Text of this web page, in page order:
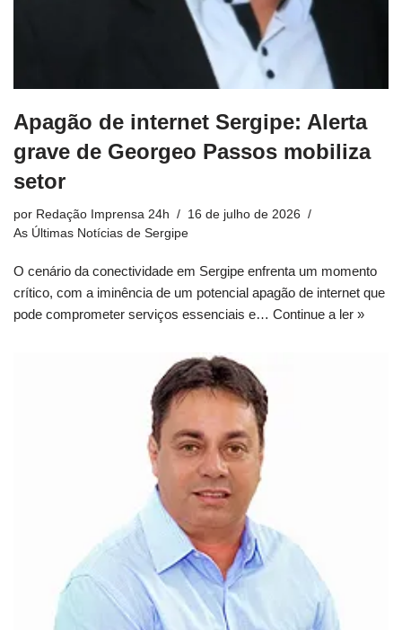
Apagão de internet Sergipe: Alerta
grave de Georgeo Passos mobiliza
setor
por Redação Imprensa 24h
16 de julho de 2026
As Últimas Notícias de Sergipe
O cenário da conectividade em Sergipe enfrenta um momento
crítico, com a iminência de um potencial apagão de internet que
pode comprometer serviços essenciais e… Continue a ler »